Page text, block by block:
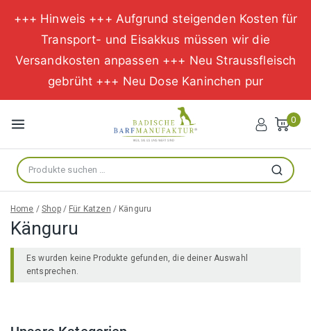
+++ Hinweis +++ Aufgrund steigenden Kosten für
Transport- und Eisakkus müssen wir die
Versandkosten anpassen +++ Neu Straussfleisch
gebrüht +++ Neu Dose Kaninchen pur
Inhalt
springen
0
Suche
nach:
Suchen
Home / Shop / Für Katzen / Känguru
Känguru
Es wurden keine Produkte gefunden, die deiner Auswahl
entsprechen.